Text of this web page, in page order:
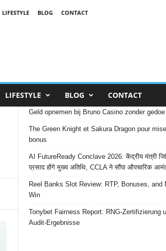
LIFESTYLE BLOG
CONTACT
LIFESTYLE BLOG CONTACT
Geld opnemen bij Bruno Casino zonder gedoe
The Green Knight et Sakura Dragon pour
bonus
AI FutureReady Conclave 2026: केंद्रीय मंत्री
प्रसाद होंगे मुख्य अतिथि, CCLA ने सौंपा औपचारिक
Reel Banks Slot Review: RTP, Bonuses, and
Win
Tonybet Fairness Report: RNG-Zertifizierung
Audit-Ergebnisse